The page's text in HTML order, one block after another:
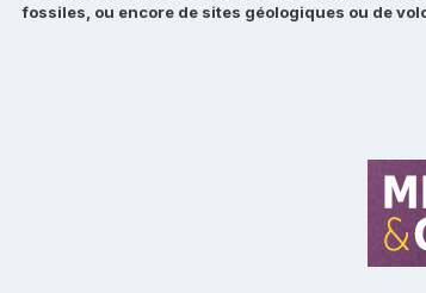
fossiles, ou encore de sites géologiques ou de